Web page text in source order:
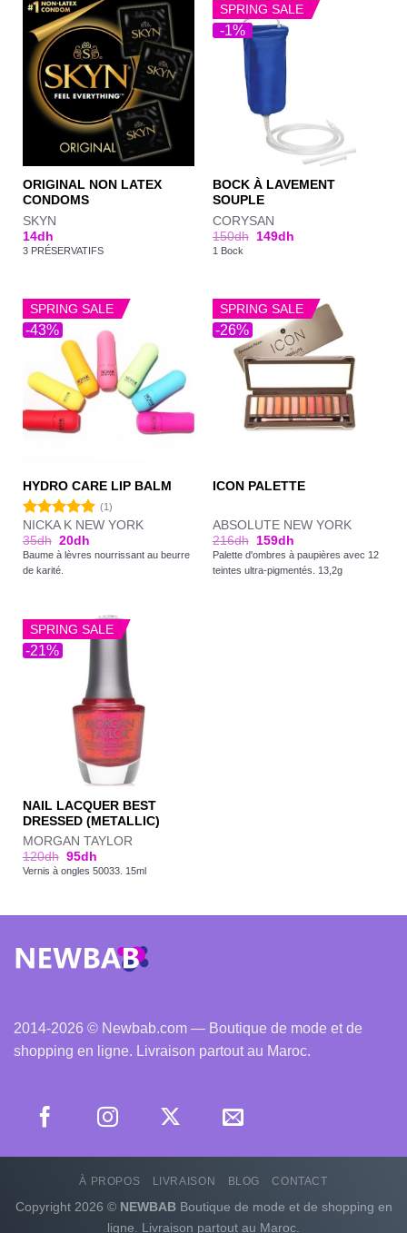
ORIGINAL NON LATEX
CONDOMS
SKYN
14dh
3 PRÉSERVATIFS
-1%
SPRING SALE
BOCK À LAVEMENT
SOUPLE
CORYSAN
150dh 149dh
1 Bock
-43%
SPRING SALE
HYDRO CARE LIP BALM
Note5.00
sur 5
(1)
NICKA K NEW YORK
35dh 20dh
Baume à lèvres nourrissant au beurre
de karité.
-26%
SPRING SALE
ICON PALETTE
ABSOLUTE NEW YORK
216dh 159dh
Palette d'ombres à paupières avec 12
teintes ultra-pigmentés. 13,2g
-21%
SPRING SALE
NAIL LACQUER BEST
DRESSED (METALLIC)
MORGAN TAYLOR
120dh 95dh
Vernis à ongles 50033. 15ml
2014-2026 © Newbab.com — Boutique de mode et de
shopping en ligne. Livraison partout au Maroc.
À PROPOS LIVRAISON BLOG CONTACT
Copyright 2026 © NEWBABBoutique de mode et de shopping en
ligne. Livraison partout au Maroc.